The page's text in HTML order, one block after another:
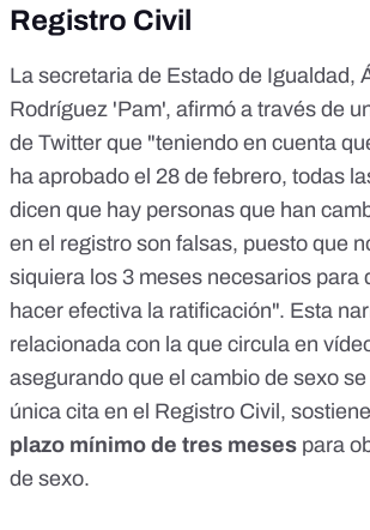
Registro Civil
La secretaria de Estado de Igualdad,
Rodríguez 'Pam', afirmó a través de
de Twitter que "teniendo en cuenta
ha aprobado el 28 de febrero, todas
dicen que hay personas que han
en el registro son falsas, puesto que
siquiera los 3 meses necesarios para
hacer efectiva la ratificación". Esta
relacionada con la que circula en
asegurando que el cambio de sexo
única cita en el Registro Civil ,
plazo mínimo de tres meses para
de sexo.